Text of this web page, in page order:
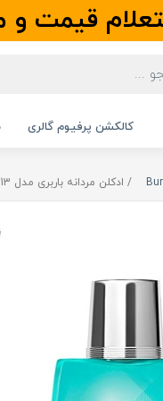
قیمت و
کالکشن پرفیوم گالری
ادکلن مردانه باربری مدل Summer 2013 | سامر 2013